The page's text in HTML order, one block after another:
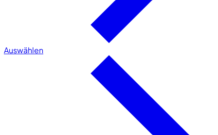
Auswählen